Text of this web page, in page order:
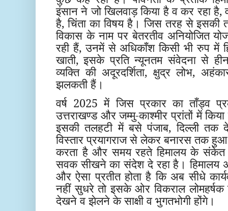
इंसान ने जो खिलवाड़ किया है व कर रहा है,
है, चिंता का विषय है। जिस तरह से इसकी
विकास के नाम पर बेतरतीव अनियोजित
रही हैं, उनमें से अधिकाँश किसी भी रुप में
खाती, इसके प्रति न्यूनतम संवेदना से
व्यक्ति की अदूरदर्शिता, क्षुद्र लोभ,
झलकती हैं।
वर्ष 2025 में जिस प्रकार का ताँड्व
उत्तराखण्ड और जम्मु-काश्मीर प्रांतों में
इसकी तलहटी में बसे पंजाब, दिल्ली
विस्तार प्रयागराज से लेकर बनारस तक हुआ
करता है और समय रहते हिमालय के
सवक सीखने का संदेश दे रहा है। हिमालय
और ऐसा प्रतीत होता है कि अब सीधे
नहीं सुधरे तो इसके ओर विकराल
देखने व झेलने के साक्षी व भुगतभोगी होंगे।